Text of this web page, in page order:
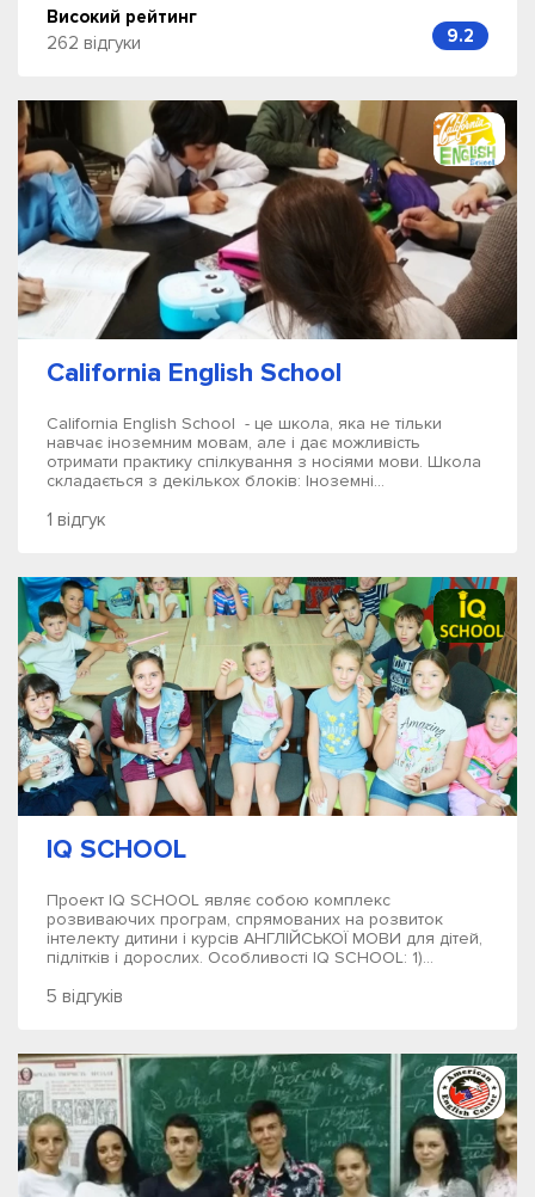
Високий рейтинг
262 відгуки
9.2
California English School
California English School - це школа, яка не тільки
навчає іноземним мовам, але і дає можливість
отримати практику спілкування з носіями мови. Школа
складається з декількох блоків: Іноземні...
1 відгук
IQ SCHOOL
Проект IQ SCHOOL являє собою комплекс
розвиваючих програм, спрямованих на розвиток
інтелекту дитини і курсів АНГЛІЙСЬКОЇ МОВИ для дітей,
підлітків і дорослих. Особливості IQ SCHOOL: 1)...
5 відгуків